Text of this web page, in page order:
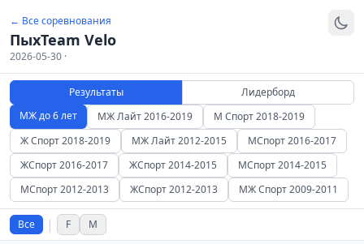
← Все соревнования
ПыхTeam Velo
2026-05-30 ·
Результаты
Лидерборд
МЖ до 6 лет
МЖ Лайт 2016-2019
М Спорт 2018-2019
Ж Спорт 2018-2019
МЖ Лайт 2012-2015
МСпорт 2016-2017
ЖСпорт 2016-2017
ЖСпорт 2014-2015
МСпорт 2014-2015
МСпорт 2012-2013
ЖСпорт 2012-2013 МЖ Спорт 2009-2011
Все | F M